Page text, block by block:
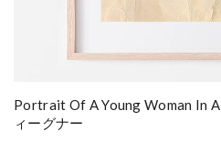
Portrait Of A Young Woman In
ィーグナー